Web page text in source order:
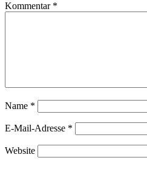
Kommentar *
Name *
E-Mail-Adresse *
Website